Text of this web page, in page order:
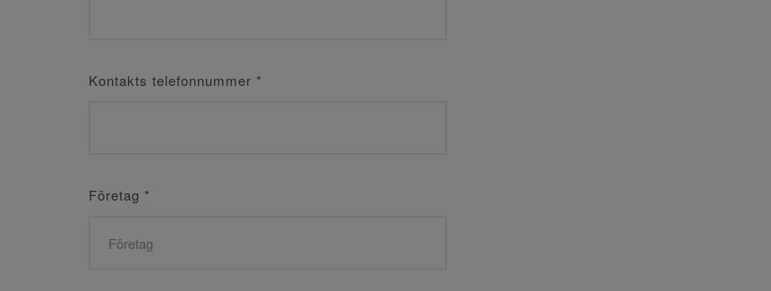
Kontakts telefonnummer *
Företag *